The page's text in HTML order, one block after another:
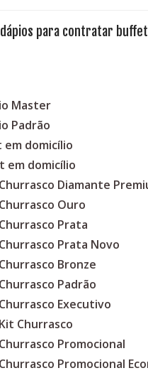
para contratar
Master
Padrão
em domicílio
em domicílio
Diamante
Ouro
Prata
Prata Novo
Bronze
Padrão
Executivo
Churrasco
Promocional
Promocional